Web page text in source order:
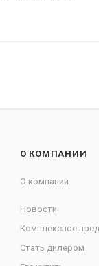
О КОМПАНИИ
О компании
Новости
Комплексное
Стать дилером